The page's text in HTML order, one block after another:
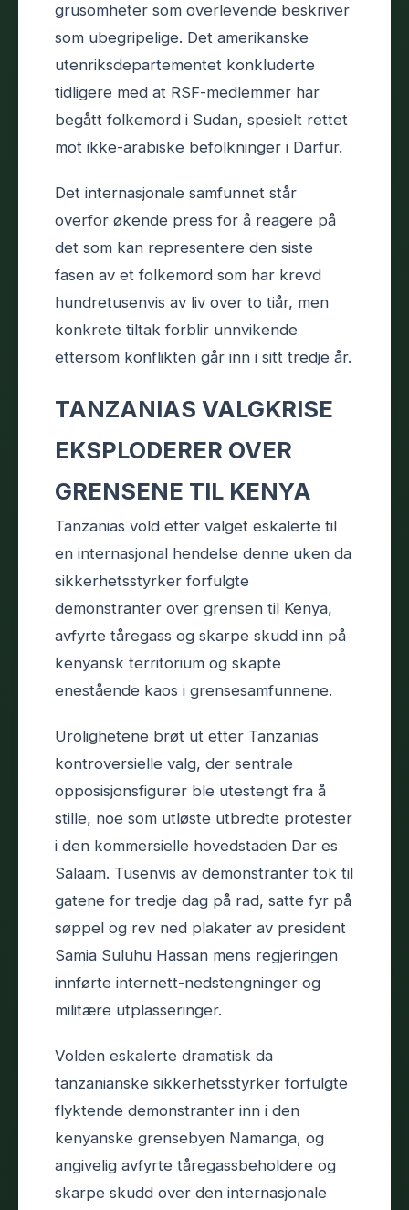
grusomheter som overlevende beskriver
som ubegripelige. Det amerikanske
utenriksdepartementet konkluderte
tidligere med at RSF-medlemmer har
begått folkemord i Sudan, spesielt rettet
mot ikke-arabiske befolkninger i Darfur.
Det internasjonale samfunnet står
overfor økende press for å reagere på
det som kan representere den siste
fasen av et folkemord som har krevd
hundretusenvis av liv over to tiår, men
konkrete tiltak forblir unnvikende
ettersom konflikten går inn i sitt tredje år.
TANZANIAS VALGKRISE
EKSPLODERER OVER
GRENSENE TIL KENYA
Tanzanias vold etter valget eskalerte til
en internasjonal hendelse denne uken da
sikkerhetsstyrker forfulgte
demonstranter over grensen til Kenya,
avfyrte tåregass og skarpe skudd inn på
kenyansk territorium og skapte
enestående kaos i grensesamfunnene.
Urolighetene brøt ut etter Tanzanias
kontroversielle valg, der sentrale
opposisjonsfigurer ble utestengt fra å
stille, noe som utløste utbredte protester
i den kommersielle hovedstaden Dar es
Salaam. Tusenvis av demonstranter tok til
gatene for tredje dag på rad, satte fyr på
søppel og rev ned plakater av president
Samia Suluhu Hassan mens regjeringen
innførte internett-nedstengninger og
militære utplasseringer.
Volden eskalerte dramatisk da
tanzanianske sikkerhetsstyrker forfulgte
flyktende demonstranter inn i den
kenyanske grensebyen Namanga, og
angivelig avfyrte tåregassbeholdere og
skarpe skudd over den internasjonale